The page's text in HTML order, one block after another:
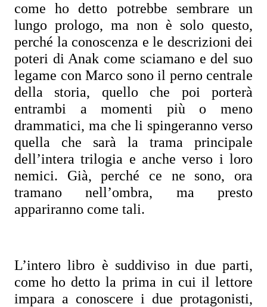
come ho detto potrebbe sembrare un
lungo prologo, ma non è solo questo,
perché la conoscenza e le descrizioni dei
poteri di Anak come sciamano e del suo
legame con Marco sono il perno centrale
della storia, quello che poi porterà
entrambi a momenti più o meno
drammatici, ma che li spingeranno verso
quella che sarà la trama principale
dell’intera trilogia e anche verso i loro
nemici. Già, perché ce ne sono, ora
tramano nell’ombra, ma presto
appariranno come tali.
L’intero libro è suddiviso in due parti,
come ho detto la prima in cui il lettore
impara a conoscere i due protagonisti,